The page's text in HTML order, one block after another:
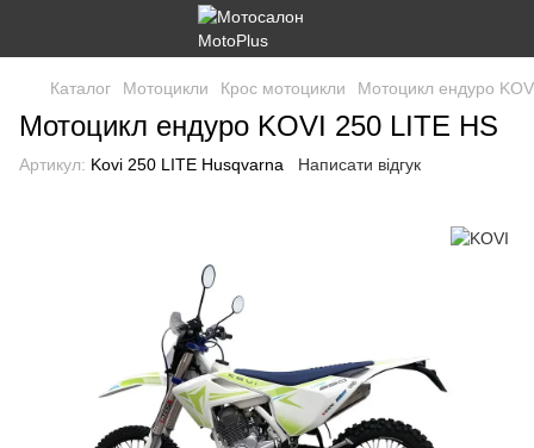
Каталог Мотоцикли Крос мотоцикли Мотоцикл ендуро
Мотоцикл ендуро KOVI 250 LITE HS
Артикул: Kovi 250 LITE Husqvarna Написати відгук